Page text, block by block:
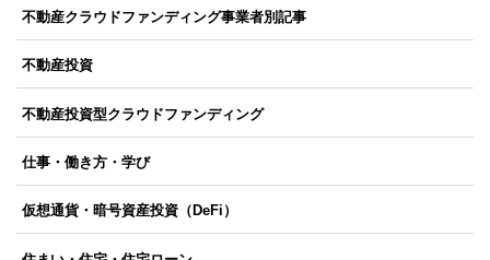
不動産クラウドファンディング事業者別記事
不動産投資
不動産投資型クラウドファンディング
仕事・働き方・学び
仮想通貨・暗号資産投資（DeFi）